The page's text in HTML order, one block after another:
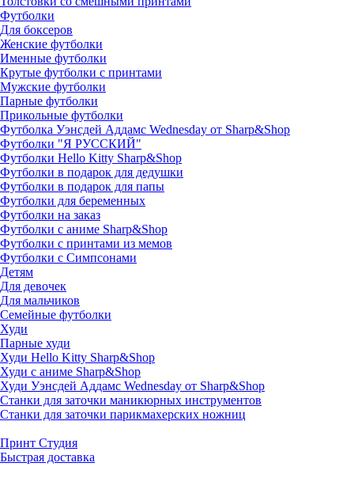
Футболки
Для боксеров
Женские футболки
Именные футболки
Крутые футболки с принтами
Мужские футболки
Парные футболки
Прикольные футболки
Футболка Уэнсдей Аддамс Wednesday от Sharp&Shop
Футболки "Я РУССКИЙ"
Футболки Hello Kitty Sharp&Shop
Футболки в подарок для дедушки
Футболки в подарок для папы
Футболки для беременных
Футболки на заказ
Футболки с аниме Sharp&Shop
Футболки с принтами из мемов
Футболки с Симпсонами
Детям
Для девочек
Для мальчиков
Семейные футболки
Худи
Парные худи
Худи Hello Kitty Sharp&Shop
Худи с аниме Sharp&Shop
Худи Уэнсдей Аддамс Wednesday от Sharp&Shop
Станки для заточки маникюрных инструментов
Станки для заточки парикмахерских ножниц
Принт Студия
Быстрая доставка